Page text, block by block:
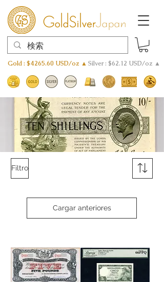
Gold : $4265.60 USD/oz ▲ Silver : $62.12 USD/oz ▲
Filtro
Cargar anteriores